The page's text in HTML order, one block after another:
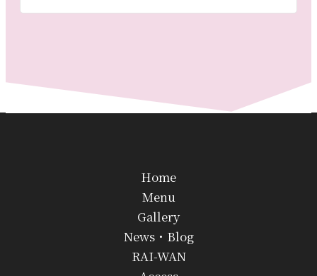
Home
Menu
Gallery
News・Blog
RAI-WAN